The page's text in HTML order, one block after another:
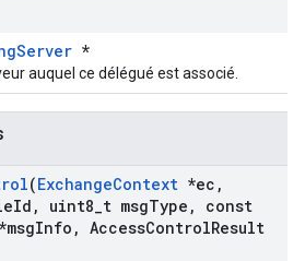
*
auquel ce délégué est associé.
(ExchangeContext *ec ,
Id , uint8 t msgType ,
const
*msgInfo , AccessControlResult